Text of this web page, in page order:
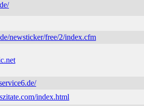
newsticker/free/2/index.cfm
index.html